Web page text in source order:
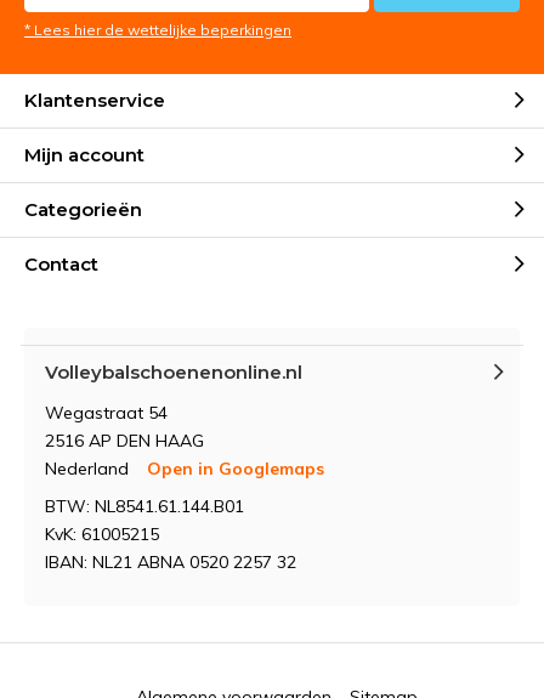
* Lees hier de wettelijke beperkingen
Klantenservice
Mijn account
Categorieën
Contact
Volleybalschoenenonline.nl
Wegastraat 54
2516 AP DEN HAAG
Nederland
Open in Googlemaps
BTW: NL8541.61.144.B01
KvK: 61005215
IBAN: NL21 ABNA 0520 2257 32